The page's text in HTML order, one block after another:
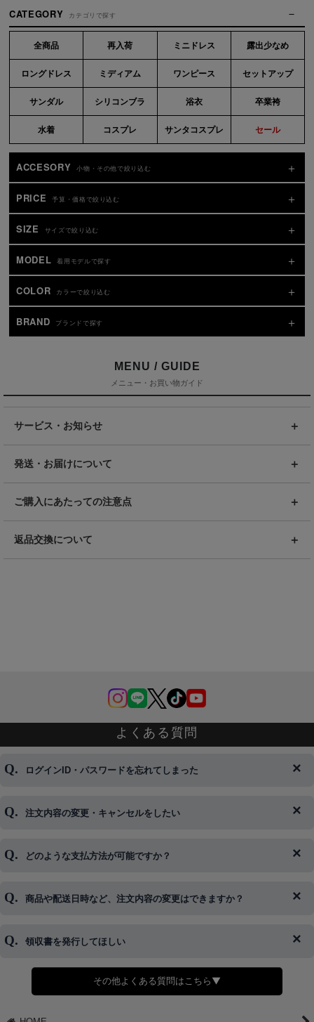
CATEGORY カテゴリで探す
全商品 再入荷 ミニドレス 露出少なめ
ロングドレス ミディアム ワンピース セットアップ
サンダル シリコンブラ 浴衣 卒業袴
水着 コスプレ サンタコスプレ セール
ACCESORY 小物・その他で絞り込む
PRICE 予算・価格で絞り込む
SIZE サイズで絞り込む
MODEL 着用モデルで探す
COLOR カラーで絞り込む
BRAND ブランドで探す
MENU / GUIDE
メニュー・お買い物ガイド
サービス・お知らせ
発送・お届けについて
ご購入にあたっての注意点
返品交換について
よくある質問
ログインID・パスワードを忘れてしまった
◆下記ページより、ログインIDの変更が可能です。
注文内容の変更・キャンセルをしたい
◆即日発送を行なっている関係上、午後以降のご連絡やキャンセル
※発送後、発送準備が完了しお手続きが間に合わない場合は変更、
どのような支払方法が可能ですか？
◆代金引換・クレジットカード・携帯キャリア決済・おねだり決
商品や配送日時など、注文内容の変更はできますか？
◆商品発送前の変更は承っております。
さい。
領収書を発行してほしい
◆領収書はご希望頂いた場合のみ発行しております。
【これからご注文する場合】
その他よくある質問はこちら▼